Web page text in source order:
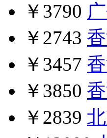
￥3790
￥2743
￥3457
￥3850
￥2839